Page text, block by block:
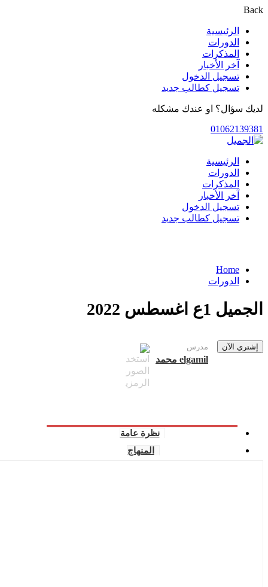
Back
الرئيسية
الدورات
المذكرات
آخر الأخبار
تسجيل الدخول
تسجيل كطالب جديد
لديك سؤال؟ او عندك مشكله
01062139381
الرئيسية
الدورات
المذكرات
آخر الأخبار
تسجيل الدخول
تسجيل كطالب جديد
Home
الدورات
الجميل 1ع اغسطس 2022
مدرس
elgamil محمد
إشتري الآن
نظرة عامة
المنهاج